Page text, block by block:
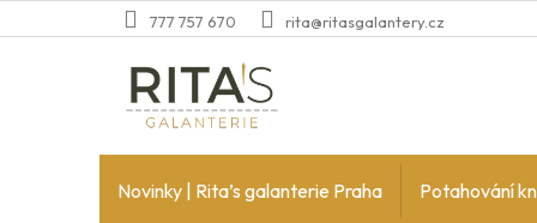
na
777 757 670 rita@ritasgalantery.cz
Novinky | Rita’s galanterie Praha Potahování